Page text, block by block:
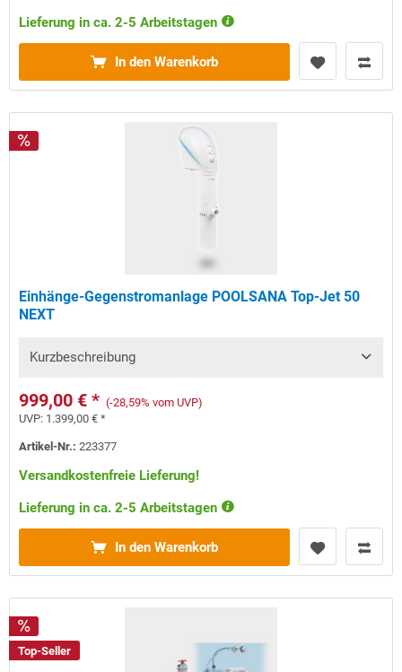
Lieferung in ca. 2-5 Arbeitstagen
In den Warenkorb
Einhänge-Gegenstromanlage POOLSANA Top-Jet 50
NEXT
Kurzbeschreibung
999,00 € * (-28,59% vom UVP)
UVP: 1.399,00 € *
Artikel-Nr.:223377
Versandkostenfreie Lieferung!
Lieferung in ca. 2-5 Arbeitstagen
In den Warenkorb
Top-Seller